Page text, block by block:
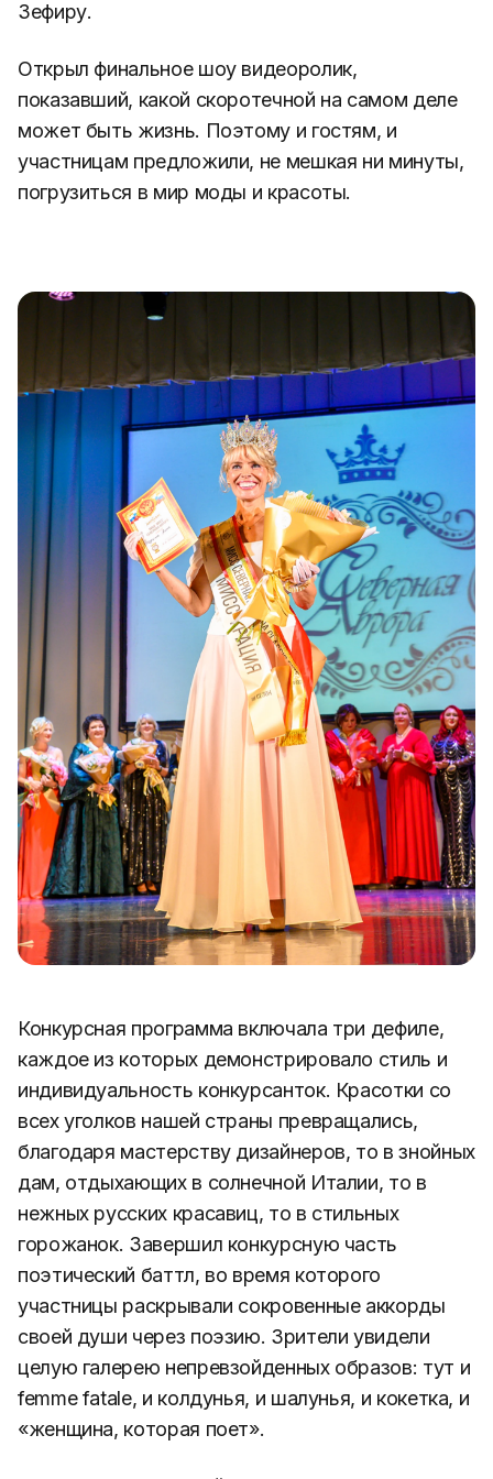
Зефиру.
Открыл финальное шоу видеоролик,
показавший, какой скоротечной на самом деле
может быть жизнь. Поэтому и гостям, и
участницам предложили, не мешкая ни минуты,
погрузиться в мир моды и красоты.
Конкурсная программа включала три дефиле,
каждое из которых демонстрировало стиль и
индивидуальность конкурсанток. Красотки со
всех уголков нашей страны превращались,
благодаря мастерству дизайнеров, то в знойных
дам, отдыхающих в солнечной Италии, то в
нежных русских красавиц, то в стильных
горожанок. Завершил конкурсную часть
поэтический баттл, во время которого
участницы раскрывали сокровенные аккорды
своей души через поэзию. Зрители увидели
целую галерею непревзойденных образов: тут и
femme fatale, и колдунья, и шалунья, и кокетка, и
«женщина, которая поет».